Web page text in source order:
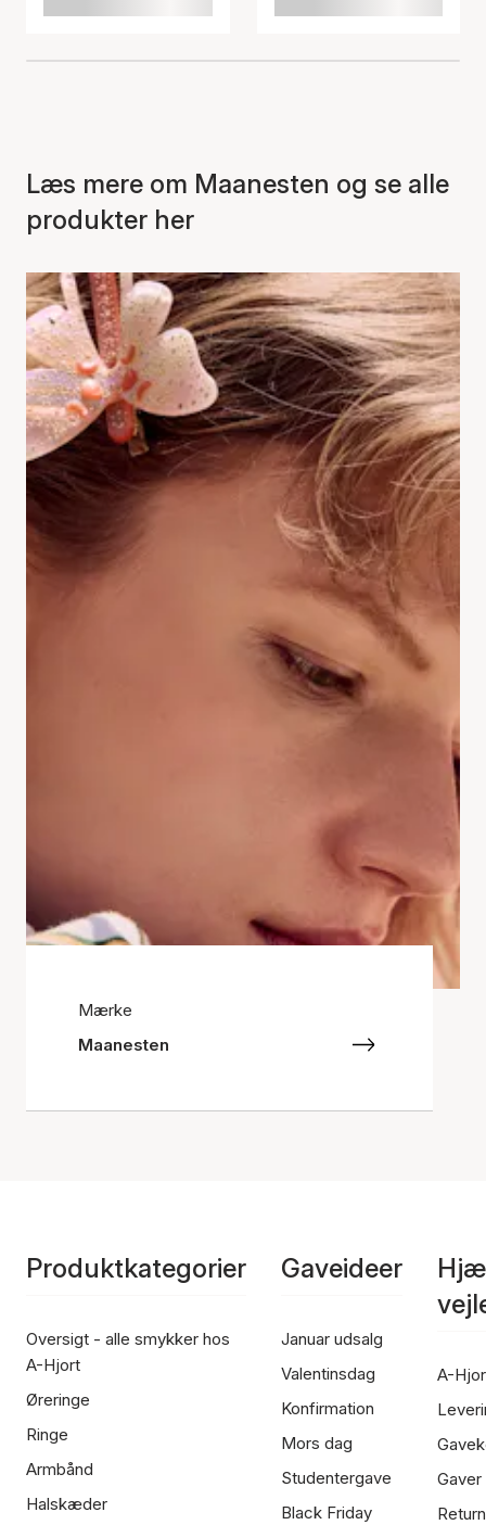
Læs mere om Maanesten og se alle
produkter her
Mærke
Maanesten
Produktkategorier
Oversigt - alle smykker hos
A-Hjort
Øreringe
Ringe
Armbånd
Halskæder
Gaveideer
Januar udsalg
Valentinsdag
Konfirmation
Mors dag
Studentergave
Black Friday
A-